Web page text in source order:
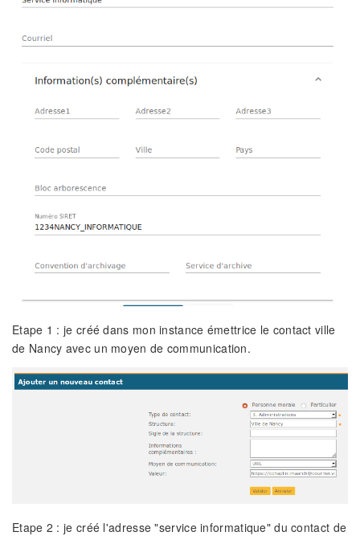
Etape 1 : je créé dans mon instance émettrice le contact ville
de Nancy avec un moyen de communication.
Etape 2 : je créé l'adresse "service informatique" du contact de